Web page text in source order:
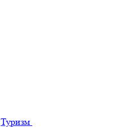
Туризм